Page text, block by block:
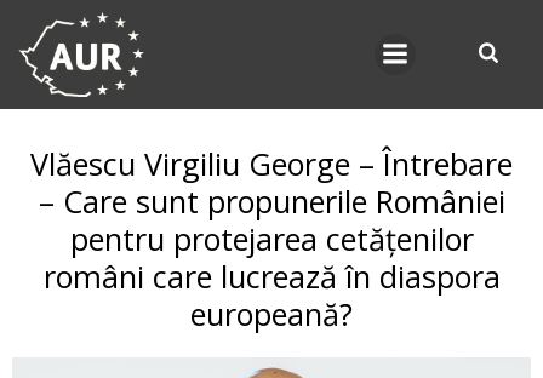
Vlăescu Virgiliu George – Întrebare
– Care sunt propunerile României
pentru protejarea cetățenilor
români care lucrează în diaspora
europeană?